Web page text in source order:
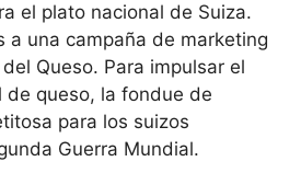
el plato nacional de Suiza.
a una campaña de marketing
Queso. Para impulsar el
de queso, la fondue de
para los suizos
Guerra Mundial.